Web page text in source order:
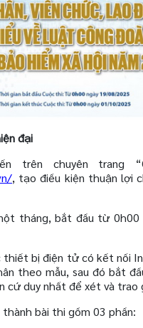
đại
trên chuyên trang
, tạo điều kiện thuận lợi
tháng, bắt đầu từ
bị điện tử có kết nối
theo mẫu, sau đó bắt
cứ duy nhất để xét và trao
bài thi gồm 03 phần: